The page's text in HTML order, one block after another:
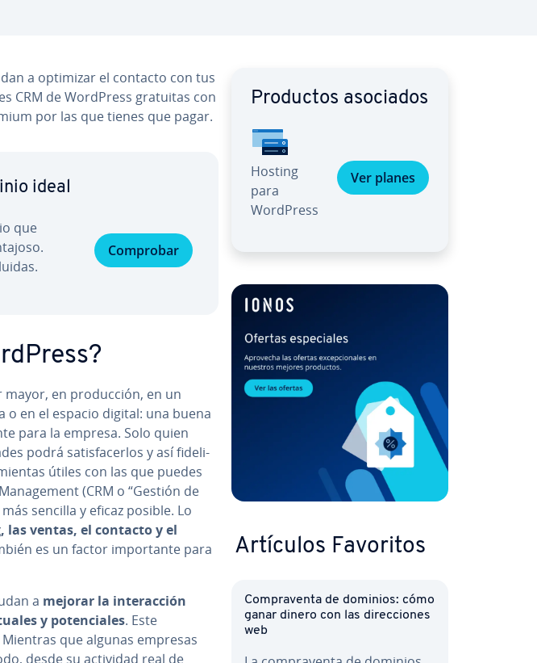
a optimizar el contacto con tus
CRM de WordPress gratuitas con
por las que tienes que pagar.
ideal
que
Comprobar
en pro­du­c­ción, en un
o en el espacio digital: una buena
para la empresa. Solo quien
podrá sa­ti­s­fa­ce­r­los y así fi­de­li­
útiles con las que puedes
(CRM o “Gestión de
sencilla y eficaz posible. Lo
ventas, el contacto y el
es un factor im­po­r­ta­n­te para
a mejorar la in­ter­ac­ción
y po­te­n­cia­les. Este
que algunas empresas
desde su actividad real de
Productos asociados
Hosting
para
WordPress
Ver planes
Artículos Favoritos
Co­m­pra­ve­n­ta de dominios: cómo
ganar dinero con las di­re­c­cio­nes
web